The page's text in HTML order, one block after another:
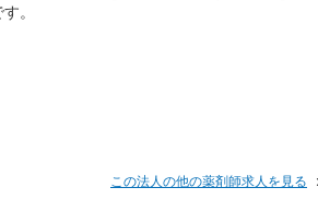
。
この法人の他の薬剤師求人を見る